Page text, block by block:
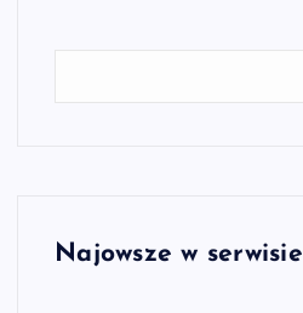
Najowsze w serwisie